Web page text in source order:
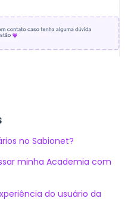
no Sabionet?
minha Academia com
do usuário da